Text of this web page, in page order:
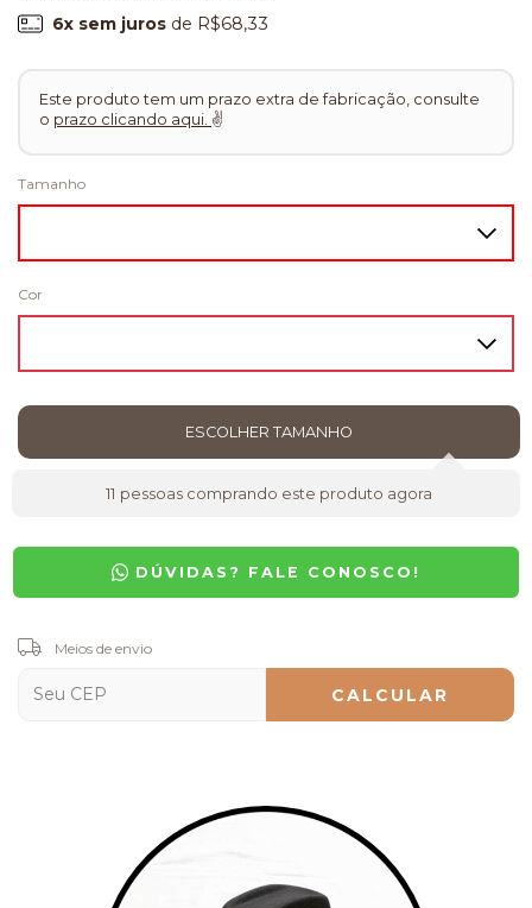
6x sem jurosde R$68,33
Este produto tem um prazo extra de fabricação, consulte
o prazo clicando aqui. ✌
Tamanho
Cor
11 pessoas comprando este produto agora
DÚVIDAS? FALE CONOSCO!
Entregas para o CEP:
Meios de envio
CALCULAR